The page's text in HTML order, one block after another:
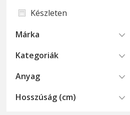
Készleten
Márka
Kategoriák
Anyag
Hosszúság (cm)